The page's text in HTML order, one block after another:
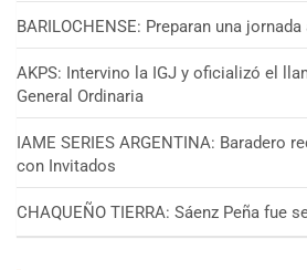
BARILOCHENSE: Preparan una
AKPS: Intervino la IGJ y oficializó el
General Ordinaria
IAME SERIES ARGENTINA: Baradero
con Invitados
CHAQUEÑO TIERRA: Sáenz Peña fue